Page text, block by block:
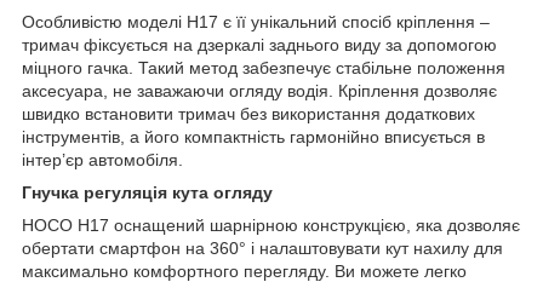
Особливістю моделі H17 є її унікальний спосіб кріплення –
тримач фіксується на дзеркалі заднього виду за допомогою
міцного гачка. Такий метод забезпечує стабільне положення
аксесуара, не заважаючи огляду водія. Кріплення дозволяє
швидко встановити тримач без використання додаткових
інструментів, а його компактність гармонійно вписується в
інтер’єр автомобіля.
Гнучка регуляція кута огляду
HOCO H17 оснащений шарнірною конструкцією, яка дозволяє
обертати смартфон на 360° і налаштовувати кут нахилу для
максимально комфортного перегляду. Ви можете легко